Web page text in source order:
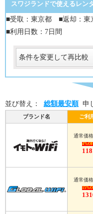
スワジランドで使えるレン
■受取：東京都 ■返却：東
■利用日数：7日間
条件を変更して再比較
受取場所
必須
返却方法
利用日数
並び替え： 総額最安順 申
ブランド名 ご利
通常価
通常価